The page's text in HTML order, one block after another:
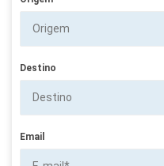
Destino
Email